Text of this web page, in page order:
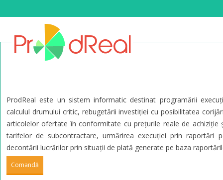
ProdReal este un sistem informatic destinat programării
calculul drumului critic, rebugetării investiției cu posibilitatea
articolelor ofertate în conformitate cu prețurile reale de achiziție
tarifelor de subcontractare, urmărirea execuției prin raportări
decontării lucrărilor prin situații de plată generate pe baza
Comandă